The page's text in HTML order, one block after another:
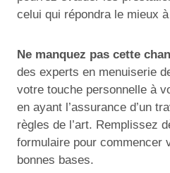
celui qui répondra le mieux
Ne manquez pas cette
des experts en menuiserie
votre touche personnelle à
en ayant l’assurance d’un
règles de l’art. Remplissez
formulaire pour commencer
bonnes bases.